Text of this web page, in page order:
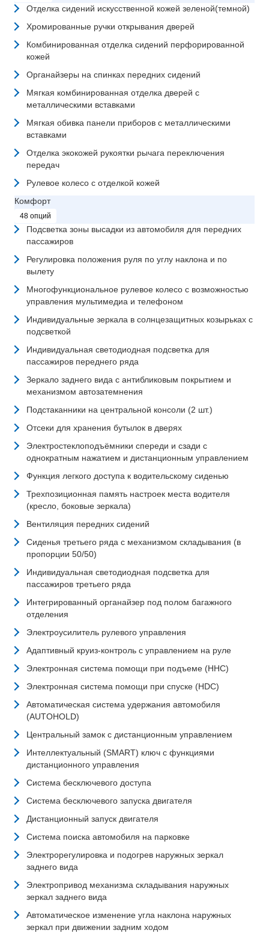
Отделка сидений искусственной кожей зеленой(темной)
Хромированные ручки открывания дверей
Комбинированная отделка сидений перфорированной
кожей
Органайзеры на спинках передних сидений
Мягкая комбинированная отделка дверей с
металлическими вставками
Мягкая обивка панели приборов с металлическими
вставками
Отделка экокожей рукоятки рычага переключения
передач
Рулевое колесо с отделкой кожей
Комфорт
48 опций
Подсветка зоны высадки из автомобиля для передних
пассажиров
Регулировка положения руля по углу наклона и по
вылету
Многофункциональное рулевое колесо с возможностью
управления мультимедиа и телефоном
Индивидуальные зеркала в солнцезащитных козырьках с
подсветкой
Индивидуальная светодиодная подсветка для
пассажиров переднего ряда
Зеркало заднего вида с антибликовым покрытием и
механизмом автозатемнения
Подстаканники на центральной консоли (2 шт.)
Отсеки для хранения бутылок в дверях
Электростеклоподъёмники спереди и сзади с
однократным нажатием и дистанционным управлением
Функция легкого доступа к водительскому сиденью
Трехпозиционная память настроек места водителя
(кресло, боковые зеркала)
Вентиляция передних сидений
Сиденья третьего ряда с механизмом складывания (в
пропорции 50/50)
Индивидуальная светодиодная подсветка для
пассажиров третьего ряда
Интегрированный органайзер под полом багажного
отделения
Электроусилитель рулевого управления
Адаптивный круиз-контроль с управлением на руле
Электронная система помощи при подъеме (HHC)
Электронная система помощи при спуске (HDC)
Автоматическая система удержания автомобиля
(AUTOHOLD)
Центральный замок с дистанционным управлением
Интеллектуальный (SMART) ключ с функциями
дистанционного управления
Система бесключевого доступа
Система бесключевого запуска двигателя
Дистанционный запуск двигателя
Система поиска автомобиля на парковке
Электрорегулировка и подогрев наружных зеркал
заднего вида
Электропривод механизма складывания наружных
зеркал заднего вида
Автоматическое изменение угла наклона наружных
зеркал при движении задним ходом